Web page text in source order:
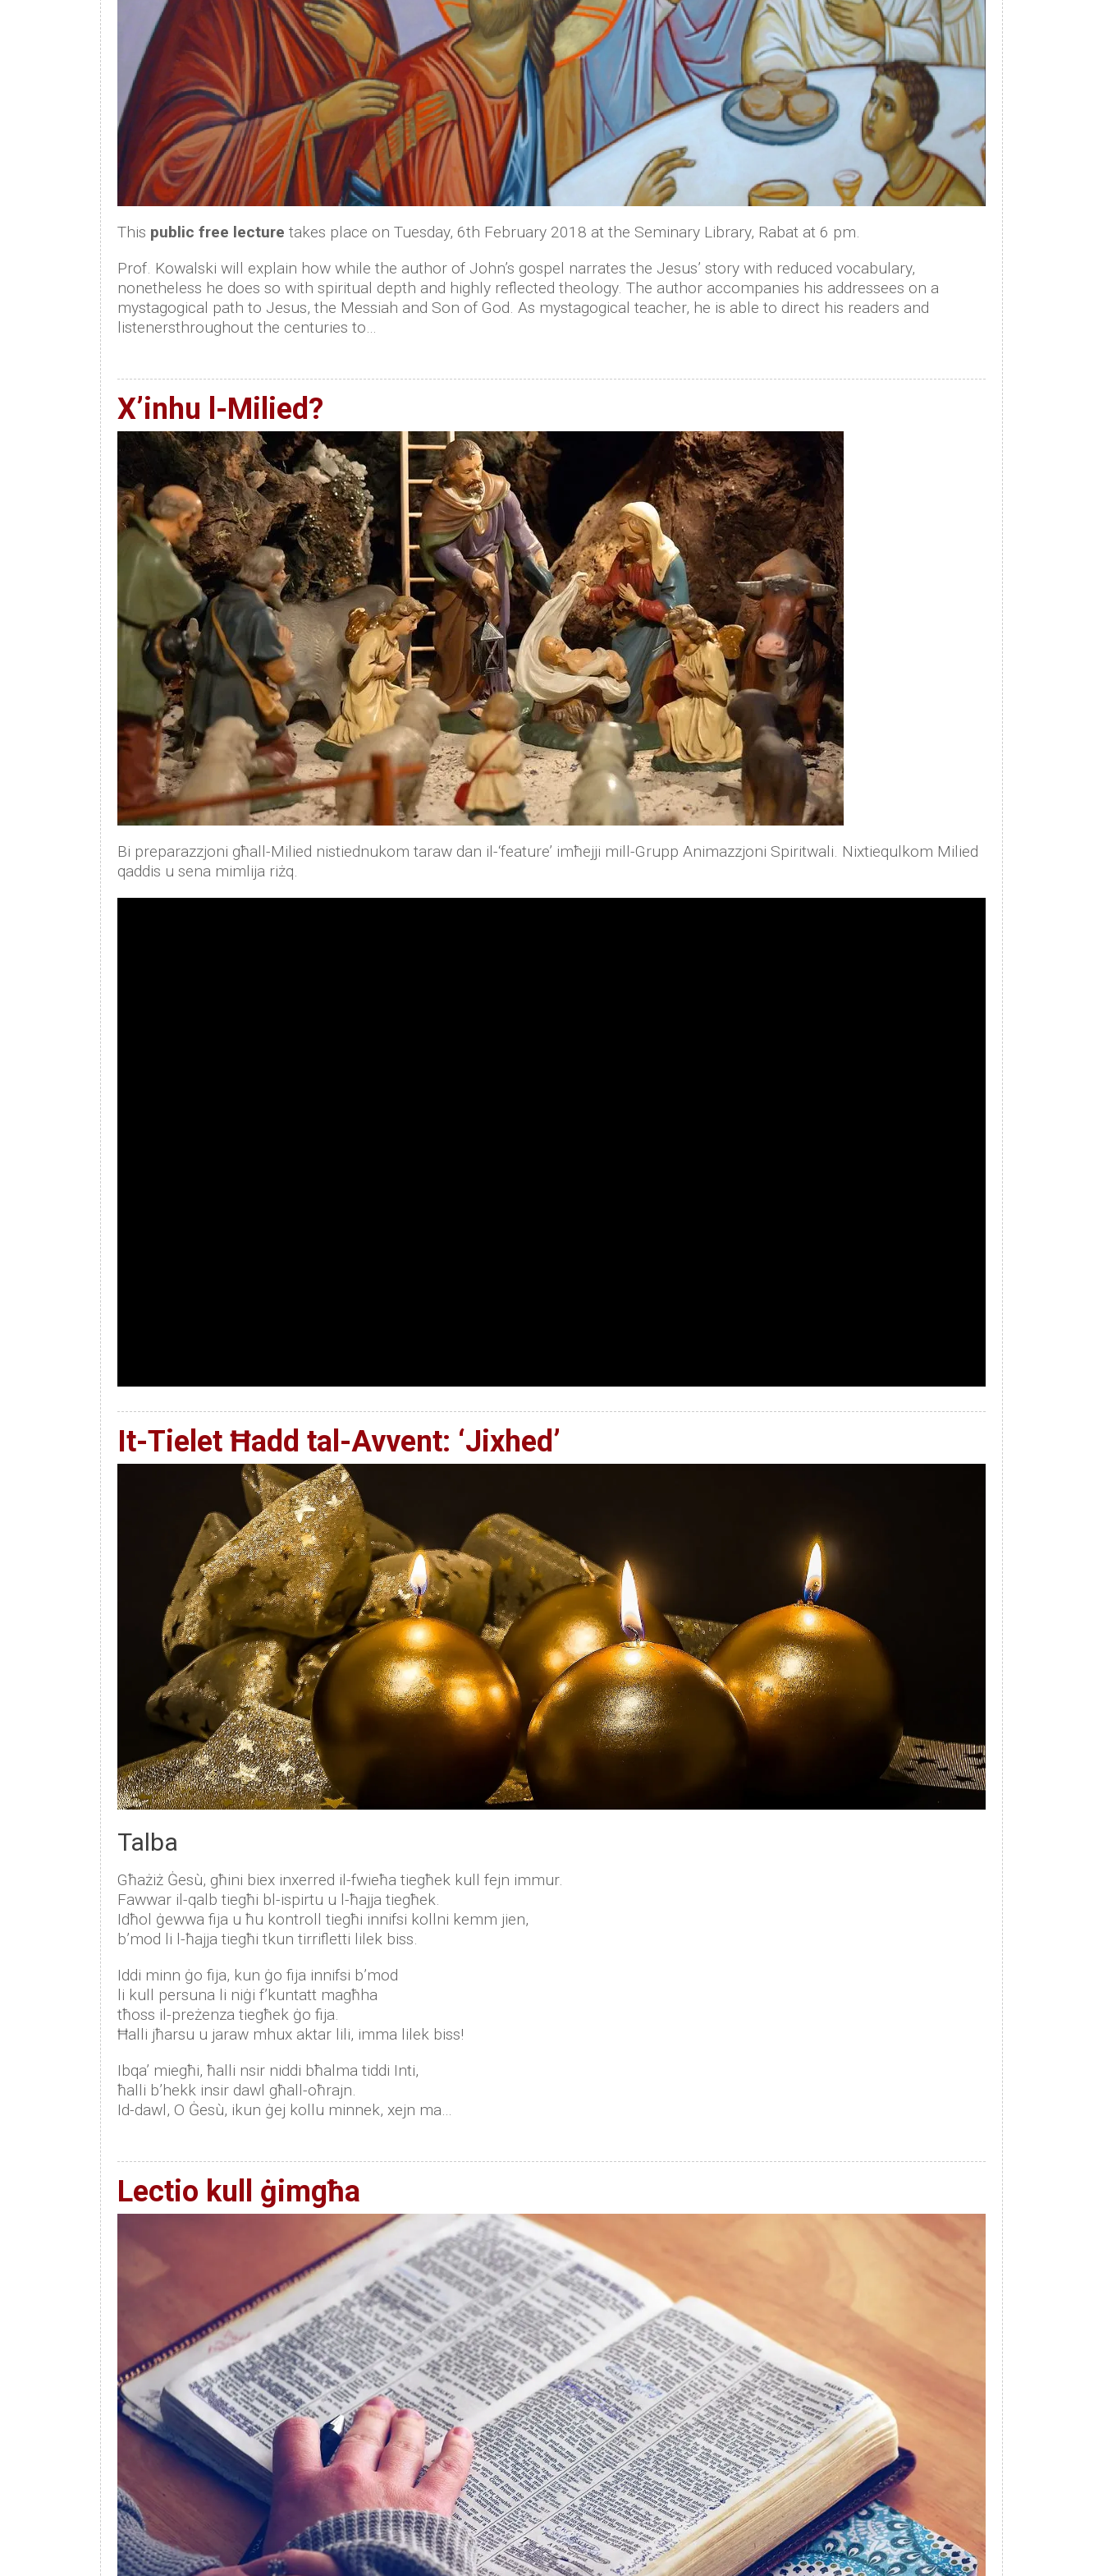
This public free lecture takes place on Tuesday, 6th February 2018 at the Seminary Library, Rabat at 6 pm.
Prof. Kowalski will explain how while the author of John’s gospel narrates the Jesus’ story with reduced vocabulary,
nonetheless he does so with spiritual depth and highly reflected theology. The author accompanies his addressees on a
mystagogical path to Jesus, the Messiah and Son of God. As mystagogical teacher, he is able to direct his readers and
listenersthroughout the centuries to…
X’inhu l-Milied?
Bi preparazzjoni għall-Milied nistiednukom taraw dan il-‘feature’ imħejji mill-Grupp Animazzjoni Spiritwali. Nixtiequlkom Milied
qaddis u sena mimlija riżq.
It-Tielet Ħadd tal-Avvent: ‘Jixhed’
Talba
Għażiż Ġesù, għini biex inxerred il-fwieħa tiegħek kull fejn immur.
Fawwar il-qalb tiegħi bl-ispirtu u l-ħajja tiegħek.
Idħol ġewwa fija u ħu kontroll tiegħi innifsi kollni kemm jien,
b’mod li l-ħajja tiegħi tkun tirrifletti lilek biss.
Iddi minn ġo fija, kun ġo fija innifsi b’mod
li kull persuna li niġi f’kuntatt magħha
tħoss il-preżenza tiegħek ġo fija.
Ħalli jħarsu u jaraw mhux aktar lili, imma lilek biss!
Ibqa’ miegħi, ħalli nsir niddi bħalma tiddi Inti,
ħalli b’hekk insir dawl għall-oħrajn.
Id-dawl, O Ġesù, ikun ġej kollu minnek, xejn ma…
Lectio kull ġimgħa